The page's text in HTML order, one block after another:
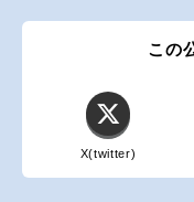
この
X(twitter)